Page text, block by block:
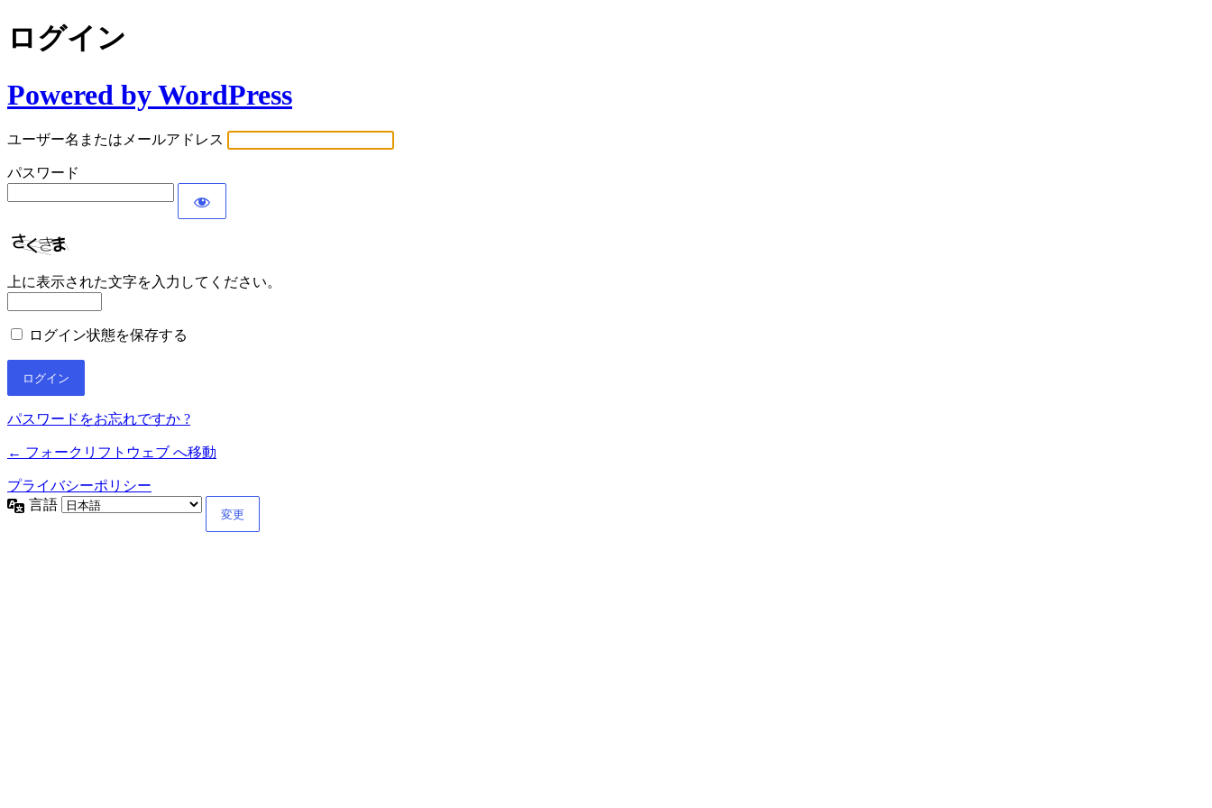
ログイン
Powered by WordPress
ユーザー名またはメールアドレス
パスワード
上に表示された文字を入力してください。
ログイン状態を保存する
パスワードをお忘れですか ?
← フォークリフトウェブ へ移動
プライバシーポリシー
言語